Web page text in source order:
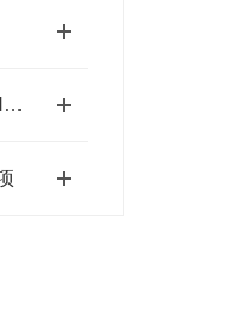
土壤水分温度盐分电导率PH氮磷钾测定仪：精准农业的核心装备